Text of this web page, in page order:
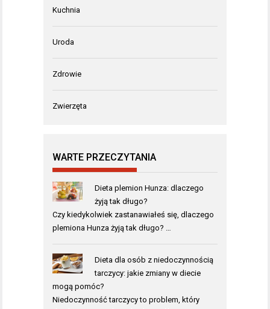
Kuchnia
Uroda
Zdrowie
Zwierzęta
WARTE PRZECZYTANIA
Dieta plemion Hunza: dlaczego
żyją tak długo?
Czy kiedykolwiek zastanawiałeś się, dlaczego
plemiona Hunza żyją tak długo? …
Dieta dla osób z niedoczynnością
tarczycy: jakie zmiany w diecie
mogą pomóc?
Niedoczynność tarczycy to problem, który